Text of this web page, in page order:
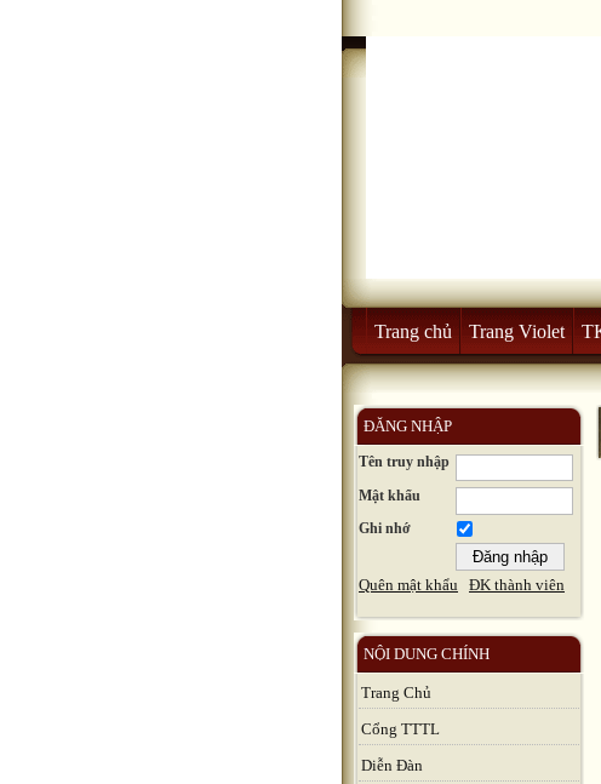
Trang chủ Trang Violet
ĐĂNG NHẬP
Tên truy nhập
Mật khẩu
Ghi nhớ
Quên mật khẩu ĐK thành viên
NỘI DUNG CHÍNH
Trang Chủ
Cổng TTTL
Diễn Đàn